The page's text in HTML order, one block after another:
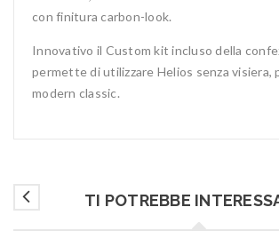
con finitura carbon-look.
Innovativo il Custom kit incluso della
permette di utilizzare Helios senza visiera,
modern classic.
TI POTREBBE